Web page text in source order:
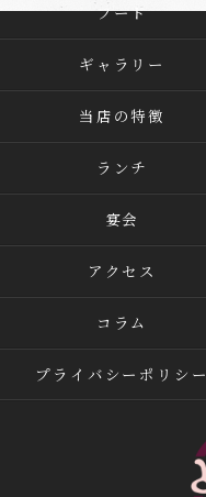
フード
ギャラリー
当店の特徴
ランチ
宴会
アクセス
コラム
プライバシーポリシー